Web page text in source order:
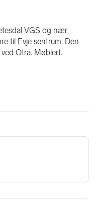
VGS og nær
til Evje sentrum. Den
Otra. Møblert.